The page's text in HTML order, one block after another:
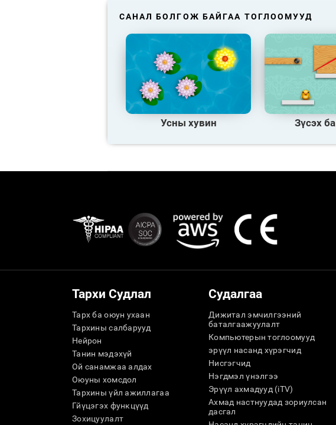
САНАЛ БОЛГОЖ БАЙГАА ТОГЛООМУУД
Усны хувин Зүсэх
Тархи Судлал
Тарх ба оюун ухаан
Тархины салбарууд
Нейрон
Танин мэдэхүй
Ой санамжаа алдах
Оюуны хомсдол
Тархины үйл ажиллагаа
Гйүцэгэх функцүүд
Зохицуулалт
Судалгаа
Дижитал эмчилгээний
баталгаажуулалт
Компьютерын тоглоомууд
эрүүл насанд хүрэгчид
Нисгэгчид
Нэгдмэл үнэлгээ
Эрүүл ахмадууд (iTV)
Ахмад настнуудад зориулсан
дасгал